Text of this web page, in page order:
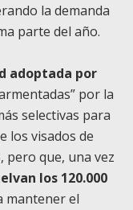
la demanda
parte del año.
adoptada por
por la
selectivas para
los visados de
pero que, una vez
los 120.000
mantener el